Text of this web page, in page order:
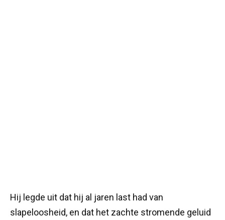
Hij legde uit dat hij al jaren last had van
slapeloosheid, en dat het zachte stromende geluid